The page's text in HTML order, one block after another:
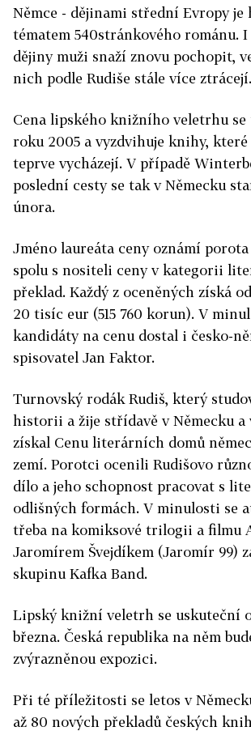
Němce - dějinami střední Evropy je
tématem 540stránkového románu.
dějiny muži snaží znovu pochopit,
nich podle Rudiše stále více ztrácejí.
Cena lipského knižního veletrhu se
roku 2005 a vyzdvihuje knihy, které
teprve vycházejí. V případě
poslední cesty se tak v Německu
února.
Jméno laureáta ceny oznámí porota
spolu s nositeli ceny v kategorii
překlad. Každý z oceněných získá
20 tisíc eur (515 760 korun). V
kandidáty na cenu dostal i česko-
spisovatel Jan Faktor.
Turnovský rodák Rudiš, který
historii a žije střídavě v Německu a
získal Cenu literárních domů
zemí. Porotci ocenili Rudišovo
dílo a jeho schopnost pracovat s
odlišných formách. V minulosti se
třeba na komiksové trilogii a filmu
Jaromírem Švejdíkem (Jaromír 99)
skupinu Kafka Band.
Lipský knižní veletrh se uskuteční
března. Česká republika na něm
zvýrazněnou expozici.
Při té příležitosti se letos v
až 80 nových překladů českých